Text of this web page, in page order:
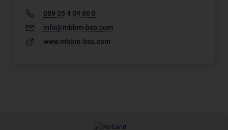
089 35 4 04 86 0
info@mbbm-bso.com
www.mbbm-bso.com